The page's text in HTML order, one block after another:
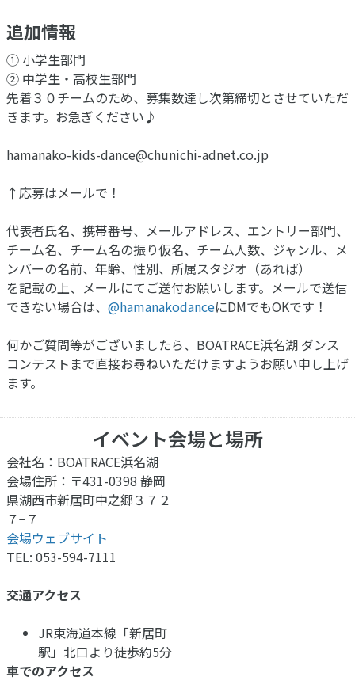
追加情報
① 小学生部門
② 中学生・高校生部門
先着３０チームのため、募集数達し次第締切とさせていただ
きます。お急ぎください♪
hamanako-kids-dance@chunichi-adnet.co.jp
↑応募はメールで！
代表者氏名、携帯番号、メールアドレス、エントリー部門、
チーム名、チーム名の振り仮名、チーム人数、ジャンル、メ
ンバーの名前、年齢、性別、所属スタジオ（あれば）
を記載の上、メールにてご送付お願いします。メールで送信
できない場合は、 @hamanakodanceにDMでもOKです！
何かご質問等がございましたら、BOATRACE浜名湖 ダンス
コンテストまで直接お尋ねいただけますようお願い申し上げ
ます。
イベント会場と場所
会社名：BOATRACE浜名湖
会場住所：〒431-0398 静岡
県湖西市新居町中之郷３７２
７−７
会場ウェブサイト
TEL: 053-594-7111
交通アクセス
JR東海道本線「新居町
駅」北口より徒歩約5分
車でのアクセス